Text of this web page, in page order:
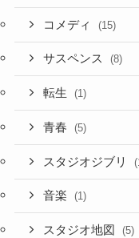
コメディ (15)
サスペンス (8)
転生 (1)
青春 (5)
スタジオジブリ
音楽 (1)
スタジオ地図 (5)